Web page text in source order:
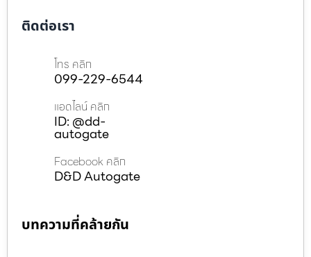
ติดต่อเรา
โทร คลิก
099-229-6544
แอดไลน์ คลิก
ID: @dd-
autogate
Facebook คลิก
D&D Autogate
บทความที่คล้ายกัน